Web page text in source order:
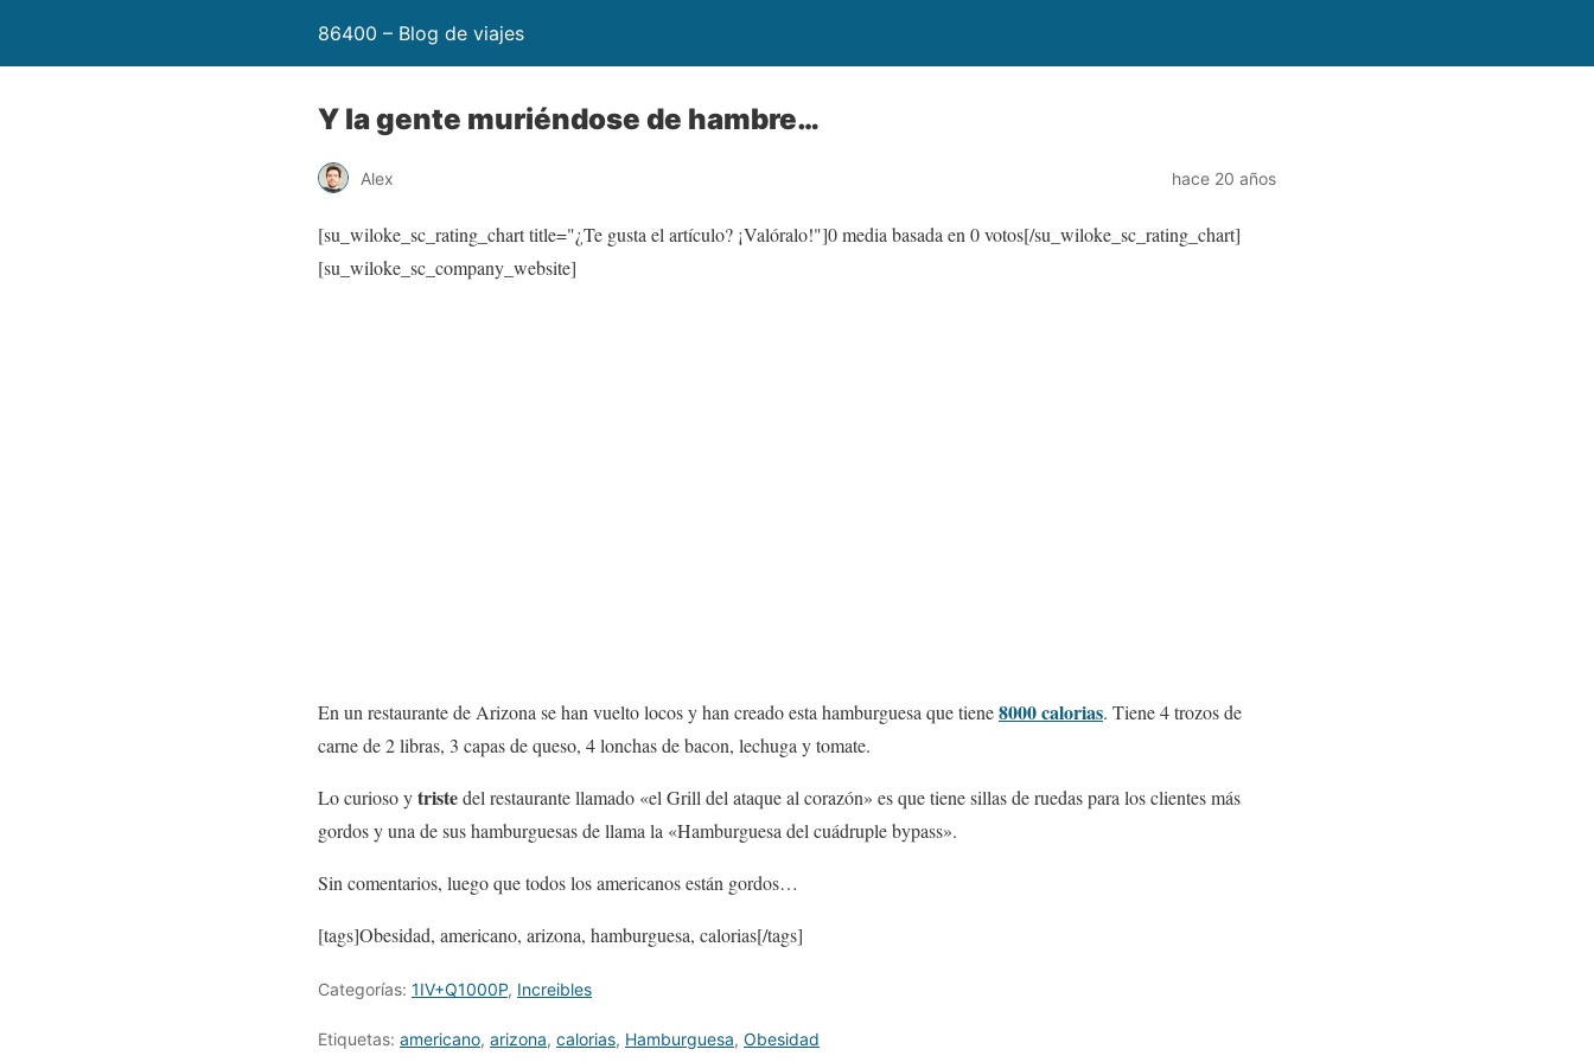
86400 – Blog de viajes
Y la gente muriéndose de hambre…
Alex hace 20 años
[su_wiloke_sc_rating_chart title="¿Te gusta el artículo? ¡Valóralo!"]0media basada en 0votos[/su_wiloke_sc_rating_chart]
[su_wiloke_sc_company_website]
En un restaurante de Arizona se han vuelto locos y han creado esta hamburguesa que tiene8000 calorias. Tiene 4 trozos de
carne de 2 libras, 3 capas de queso, 4 lonchas de bacon, lechuga y tomate.
Lo curioso ytristedel restaurante llamado «el Grill del ataque al corazón» es que tiene sillas de ruedas para los clientes más
gordos y una de sus hamburguesas de llama la «Hamburguesa del cuádruple bypass».
Sin comentarios, luego que todos los americanos están gordos…
[tags]Obesidad, americano, arizona, hamburguesa, calorias[/tags]
Categorías: 1IV+Q1000P, Increibles
Etiquetas: americano, arizona, calorias, Hamburguesa, Obesidad